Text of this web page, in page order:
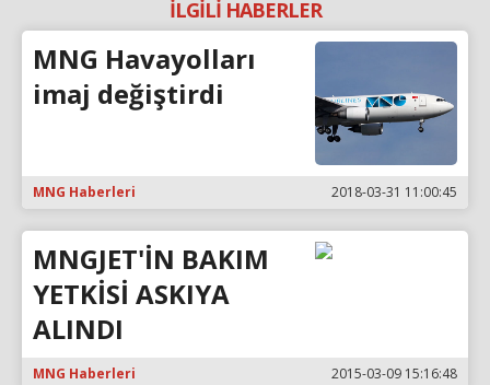
İLGİLİ HABERLER
MNG Havayolları
imaj değiştirdi
MNG Haberleri 2018-03-31 11:00:45
MNGJET'İN BAKIM
YETKİSİ ASKIYA
ALINDI
MNG Haberleri 2015-03-09 15:16:48